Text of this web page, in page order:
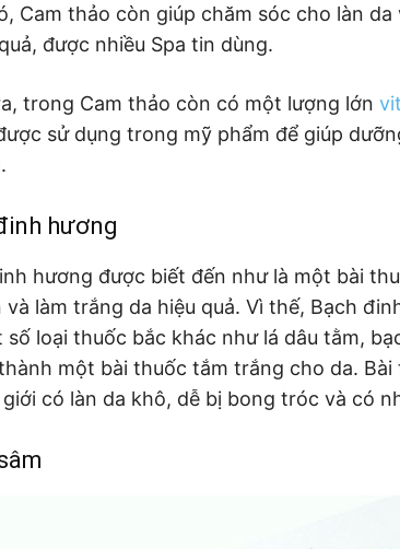
Cam thảo còn giúp chăm sóc cho làn
được nhiều Spa tin dùng.
trong Cam thảo còn có một lượng lớn
sử dụng trong mỹ phẩm để giúp
hương
hương được biết đến như là một bài
và làm trắng da hiệu quả. Vì thế, Bạch
số loại thuốc bắc khác như lá dâu tằm,
một bài thuốc tắm trắng cho da.
có làn da khô, dễ bị bong tróc và có